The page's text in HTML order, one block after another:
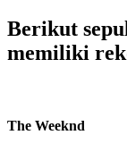
Berikut
memiliki
The Weeknd